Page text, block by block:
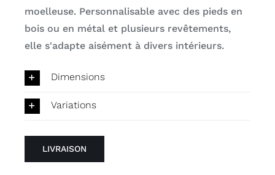
moelleuse. Personnalisable avec des pieds en
bois ou en métal et plusieurs revêtements,
elle s'adapte aisément à divers intérieurs.
Dimensions
Variations
LIVRAISON